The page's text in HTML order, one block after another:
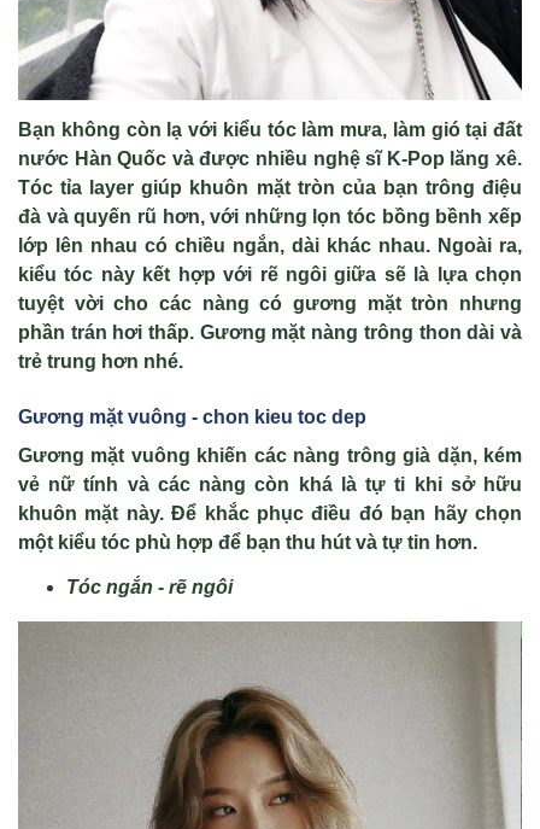
Bạn không còn lạ với kiểu tóc làm mưa, làm gió tại đất
nước Hàn Quốc và được nhiều nghệ sĩ K-Pop lăng xê.
Tóc tỉa layer giúp khuôn mặt tròn của bạn trông điệu
đà và quyến rũ hơn, với những lọn tóc bồng bềnh xếp
lớp lên nhau có chiều ngắn, dài khác nhau. Ngoài ra,
kiểu tóc này kết hợp với rẽ ngôi giữa sẽ là lựa chọn
tuyệt vời cho các nàng có gương mặt tròn nhưng
phần trán hơi thấp. Gương mặt nàng trông thon dài và
trẻ trung hơn nhé.
Gương mặt vuông - chon kieu toc dep
Gương mặt vuông khiến các nàng trông già dặn, kém
vẻ nữ tính và các nàng còn khá là tự ti khi sở hữu
khuôn mặt này. Để khắc phục điều đó bạn hãy chọn
một kiểu tóc phù hợp để bạn thu hút và tự tin hơn.
Tóc ngắn - rẽ ngôi